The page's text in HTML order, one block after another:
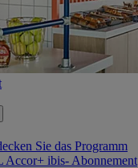
Sie das Programm
Accor+ ibis- Abonnement